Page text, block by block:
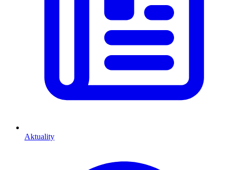
Aktuality